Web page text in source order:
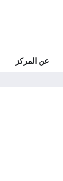
عن المركز